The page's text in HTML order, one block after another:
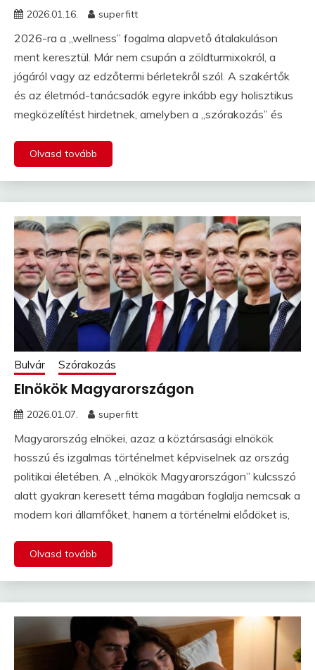
2026.01.16. superfitt
2026-ra a „wellness” fogalma alapvető átalakuláson
ment keresztül. Már nem csupán a zöldturmixokról, a
jógáról vagy az edzőtermi bérletekről szól. A szakértők
és az életmód-tanácsadók egyre inkább egy holisztikus
megközelítést hirdetnek, amelyben a „szórakozás” és
Olvasd tovább
Bulvár Szórakozás
Elnökök Magyarországon
2026.01.07. superfitt
Magyarország elnökei, azaz a köztársasági elnökök
hosszú és izgalmas történelmet képviselnek az ország
politikai életében. A „elnökök Magyarországon” kulcsszó
alatt gyakran keresett téma magában foglalja nemcsak a
modern kori államfőket, hanem a történelmi elődöket is,
Olvasd tovább